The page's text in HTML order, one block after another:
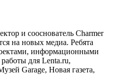
и сооснователь Charmer
на новых медиа. Ребята
информационными
для Lenta.ru,
Garage, Новая газета,